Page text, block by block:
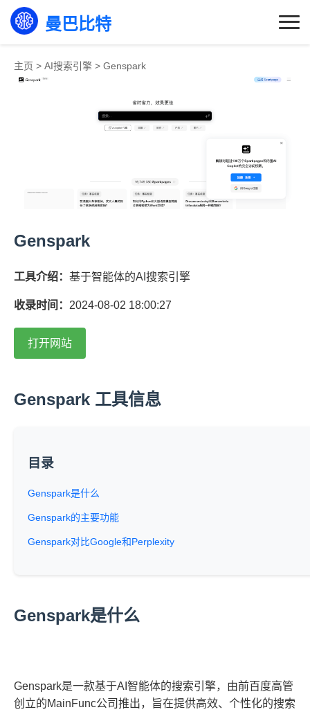
曼巴比特
主页 > AI搜索引擎 > Genspark
Genspark
工具介绍： 基于智能体的AI搜索引擎
收录时间： 2024-08-02 18:00:27
打开网站
Genspark 工具信息
目录
Genspark是什么
Genspark的主要功能
Genspark对比Google和Perplexity
Genspark是什么
Genspark是一款基于AI智能体的搜索引擎，由前百度高管
创立的MainFunc公司推出，旨在提供高效、个性化的搜索